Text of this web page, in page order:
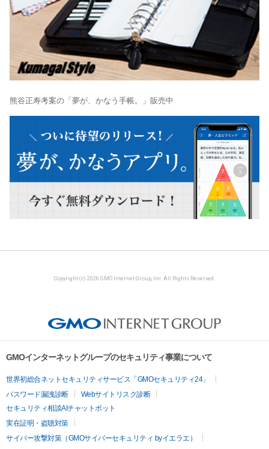
熊谷正寿考案の「夢が、かなう手帳。」販売中
Copyright (c) 2026 GMO Internet Group, Inc. All Rights Reserved.
GMOインターネットグループのセキュリティ事業について
世界初総合ネットセキュリティサービス「GMOセキュリティ24」
パスワード漏洩診断
Webサイトリスク診断
セキュリティ相談AIチャットボット
実在証明・盗聴対策
サイバー攻撃対策（GMOサイバーセキュリティ byイエラエ）